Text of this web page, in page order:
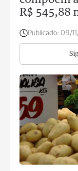
R$ 545,88
Publicado: 09/